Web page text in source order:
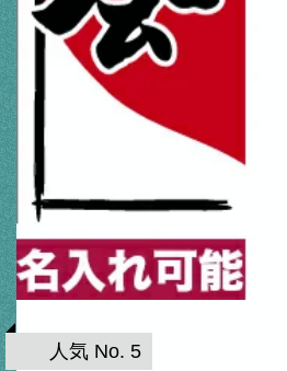
人気 No. 5